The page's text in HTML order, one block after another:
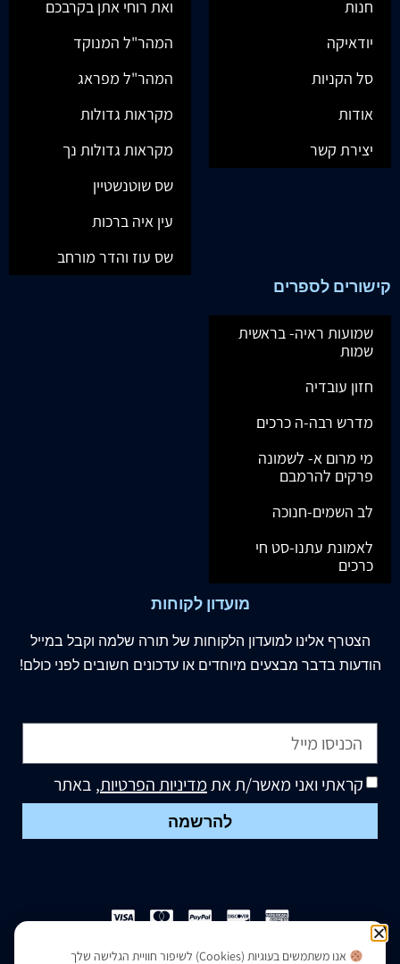
חנות
יודאיקה
סל הקניות
אודות
יצירת קשר
ואת רוחי אתן בקרבכם
המהר"ל המנוקד
המהר"ל מפראג
מקראות גדולות
מקראות גדולות נך
שס שוטנשטיין
עין איה ברכות
שס עוז והדר מורחב
קישורים לספרים
שמועות ראיה- בראשית
שמות
חזון עובדיה
מדרש רבה-ה כרכים
מי מרום א- לשמונה
פרקים להרמבם
לב השמים-חנוכה
לאמונת עתנו-סט חי
כרכים
מועדון לקוחות
הצטרף אלינו למועדון הלקוחות של תורה שלמה וקבל במייל
הודעות בדבר מבצעים מיוחדים או עדכונים חשובים לפני כולם!
קראתי ואני מאשר/ת אתמדיניות הפרטיות, באתר
להרשמה
הצהרת נגישות|מדיניות פרטיות
אנו משתמשים בעוגיות (Cookies) לשיפור חוויית הגלישה שלך